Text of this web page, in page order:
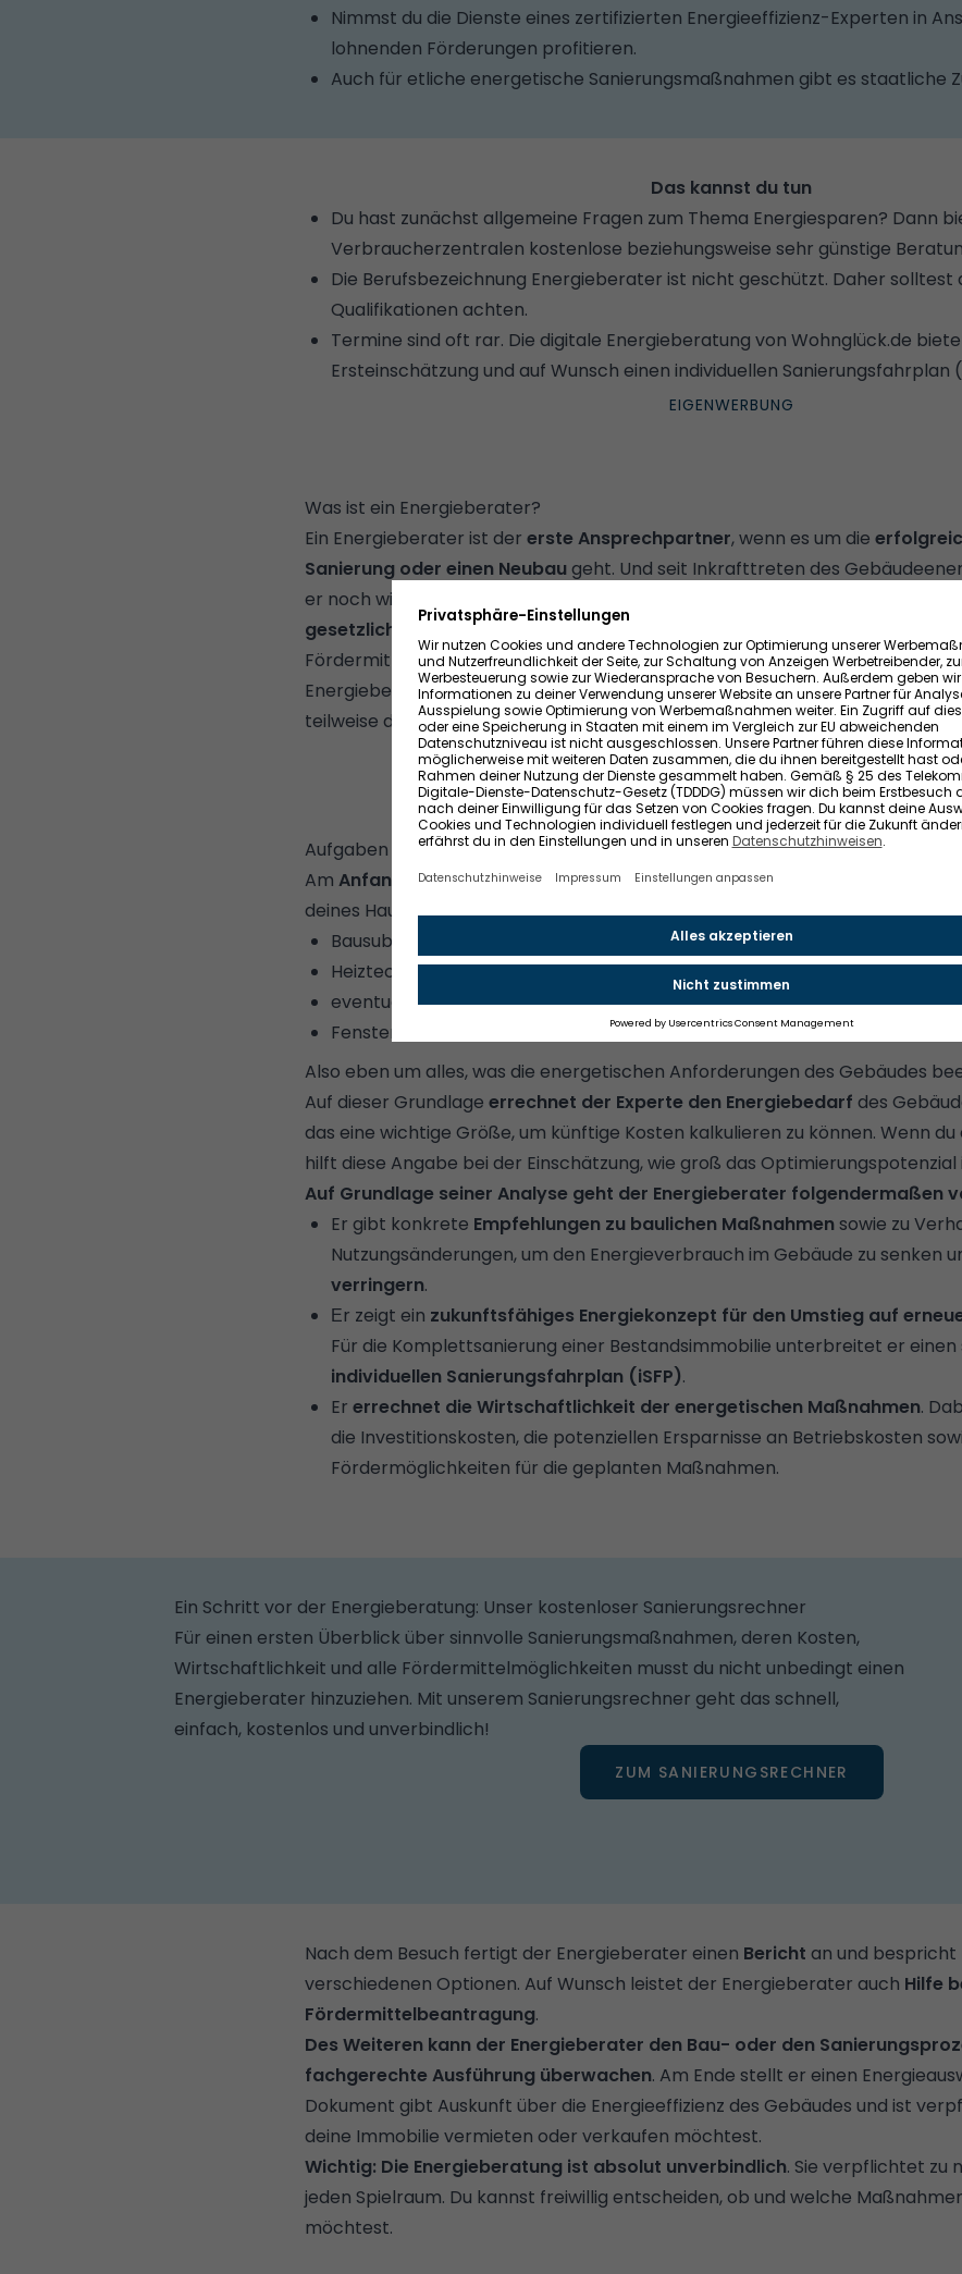
Nimmst du die Dienste eines zertifizierten Energieeffizienz-Experten in
lohnenden Förderungen profitieren.
Auch für etliche energetische Sanierungsmaßnahmen gibt es staatliche
Das kannst du tun
Du hast zunächst allgemeine Fragen zum Thema Energiesparen? Dann
Verbraucherzentralen kostenlose beziehungsweise sehr günstige
Die Berufsbezeichnung Energieberater ist nicht geschützt. Daher solltest
Qualifikationen achten.
Termine sind oft rar. Die digitale Energieberatung von Wohnglück.de
Ersteinschätzung und auf Wunsch einen individuellen Sanierungsfahrplan
Was ist ein Energieberater?
Ein Energieberater ist der erste Ansprechpartner, wenn es um die
Sanierung oder einen Neubau geht. Und seit Inkrafttreten des
er noch wichtiger geworden. Denn
die Einbindung von Energieberatern ist
gesetzlich zwingend vorgeschrieben
bei
Fördermitteln für dein Vorhaben. Im folgenden Artikel erklären wir genau,
Energieberater bei Neubau und Modernisierung unterstützt, was er kostet
teilweise durch Fördermittel wieder einsparen kannst.
Aufgaben und Leistungen: Was macht ein Energieberater?
Am Anfang der Energieberatungsteht eine gründliche
Vor-Ort-
deines Hauses. Dabei geht es um eineumfassende Bestandsaufnahmeder:
Bausubstanz
Heiztechnik
eventuell vorhandenen Dämmungen
Fenster und Türen mit Blick auf ihren Zustand.
Also eben um alles, was die energetischen Anforderungen des Gebäudes
Auf dieser Grundlage errechnet der Experte den Energiebedarf des
das eine wichtige Größe, um künftige Kosten kalkulieren zu können. Wenn
hilft diese Angabe bei der Einschätzung, wie groß das Optimierungspotenzial
Auf Grundlage seiner Analyse geht der Energieberater folgendermaßen
Er gibt konkrete Empfehlungen zu baulichen Maßnahmen sowie zu
Nutzungsänderungen, um den Energieverbrauch im Gebäude zu senken
verringern.
Еr zeigt ein zukunftsfähiges Energiekonzept für den Umstieg auf
Für die Komplettsanierung einer Bestandsimmobilie unterbreitet er
individuellen Sanierungsfahrplan (iSFP).
Er errechnet die Wirtschaftlichkeit der energetischen Maßnahmen.
die Investitionskosten, die potenziellen Ersparnisse an Betriebskosten
Fördermöglichkeiten für die geplanten Maßnahmen.
Ein Schritt vor der Energieberatung: Unser kostenloser Sanierungsrechner
Für einen ersten Überblick über sinnvolle Sanierungsmaßnahmen, deren Kosten,
Wirtschaftlichkeit und alle Fördermittelmöglichkeiten musst du nicht unbedingt einen
Energieberater hinzuziehen. Mit unserem Sanierungsrechner geht das schnell,
einfach, kostenlos und unverbindlich!
ZUM SANIERUNGSRECHNER
Nach dem Besuch fertigt der Energieberater einen Bericht an und bespricht
verschiedenen Optionen. Auf Wunsch leistet der Energieberater auch Hilfe
Fördermittelbeantragung.
Des Weiteren kann der Energieberater den Bau- oder den
fachgerechte Ausführung überwachen. Am Ende stellt er einen
Dokument gibt Auskunft über die Energieeffizienz des Gebäudes und ist
deine Immobilie vermieten oder verkaufen möchtest.
Wichtig: Die Energieberatung ist absolut unverbindlich. Sie verpflichtet zu
jeden Spielraum. Du kannst freiwillig entscheiden, ob und welche
möchtest.